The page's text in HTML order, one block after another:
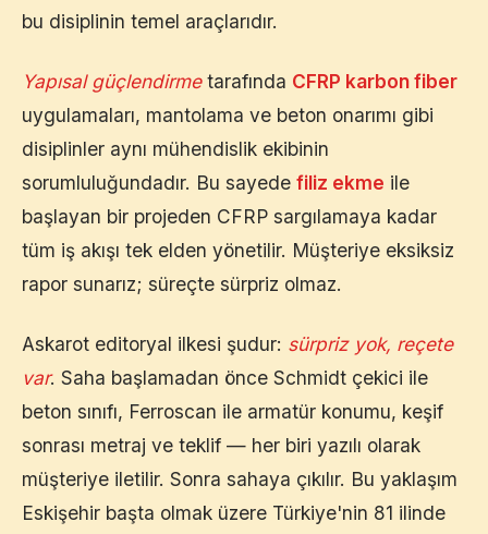
bu disiplinin temel araçlarıdır.
Yapısal güçlendirmetarafında CFRP karbon fiber
uygulamaları, mantolama ve beton onarımı gibi
disiplinler aynı mühendislik ekibinin
sorumluluğundadır. Bu sayede filiz ekme ile
başlayan bir projeden CFRP sargılamaya kadar
tüm iş akışı tek elden yönetilir. Müşteriye eksiksiz
rapor sunarız; süreçte sürpriz olmaz.
Askarot editoryal ilkesi şudur: sürpriz yok, reçete
var. Saha başlamadan önce Schmidt çekici ile
beton sınıfı, Ferroscan ile armatür konumu, keşif
sonrası metraj ve teklif — her biri yazılı olarak
müşteriye iletilir. Sonra sahaya çıkılır. Bu yaklaşım
Eskişehir başta olmak üzere Türkiye'nin 81 ilinde